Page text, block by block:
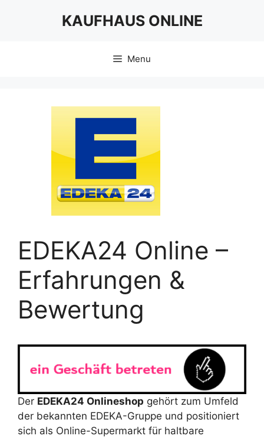
KAUFHAUS ONLINE
Menu
EDEKA24 Online –
Erfahrungen &
Bewertung
Der EDEKA24 Onlineshop gehört zum Umfeld
der bekannten EDEKA-Gruppe und positioniert
sich als Online-Supermarkt für haltbare